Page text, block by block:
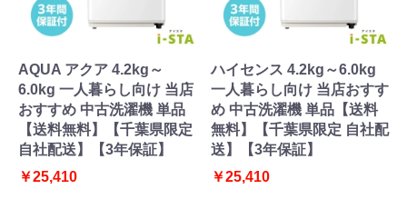
AQUA アクア 4.2kg～
6.0kg 一人暮らし向け 当店
おすすめ 中古洗濯機 単品
【送料無料】【千葉県限定
自社配送】【3年保証】
￥25,410
ハイセンス 4.2kg～6.0kg
一人暮らし向け 当店おすす
め 中古洗濯機 単品【送料
無料】【千葉県限定 自社配
送】【3年保証】
￥25,410